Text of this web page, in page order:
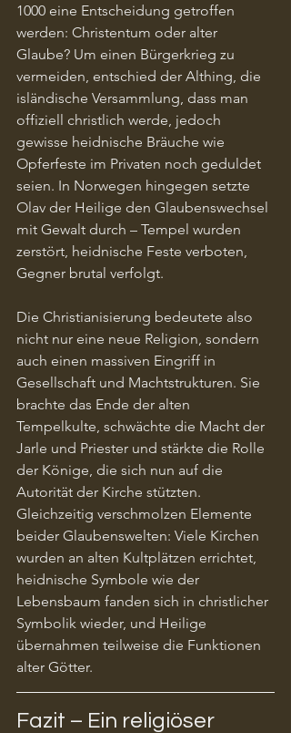
1000 eine Entscheidung getroffen
werden: Christentum oder alter
Glaube? Um einen Bürgerkrieg zu
vermeiden, entschied der Althing, die
isländische Versammlung, dass man
offiziell christlich werde, jedoch
gewisse heidnische Bräuche wie
Opferfeste im Privaten noch geduldet
seien. In Norwegen hingegen setzte
Olav der Heilige den Glaubenswechsel
mit Gewalt durch – Tempel wurden
zerstört, heidnische Feste verboten,
Gegner brutal verfolgt.
Die Christianisierung bedeutete also
nicht nur eine neue Religion, sondern
auch einen massiven Eingriff in
Gesellschaft und Machtstrukturen. Sie
brachte das Ende der alten
Tempelkulte, schwächte die Macht der
Jarle und Priester und stärkte die Rolle
der Könige, die sich nun auf die
Autorität der Kirche stützten.
Gleichzeitig verschmolzen Elemente
beider Glaubenswelten: Viele Kirchen
wurden an alten Kultplätzen errichtet,
heidnische Symbole wie der
Lebensbaum fanden sich in christlicher
Symbolik wieder, und Heilige
übernahmen teilweise die Funktionen
alter Götter.
Fazit – Ein religiöser